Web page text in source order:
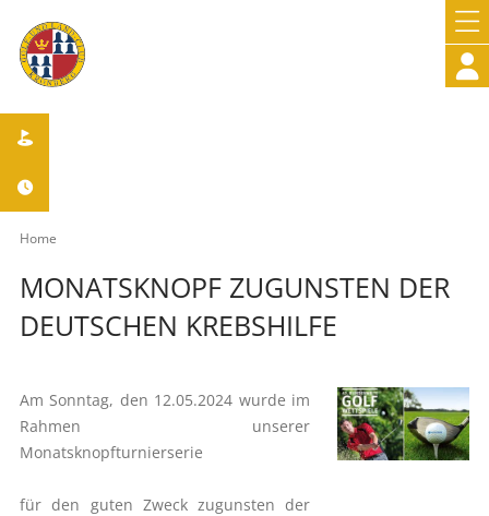



Home
MONATSKNOPF ZUGUNSTEN DER
DEUTSCHEN KREBSHILFE
Am Sonntag, den 12.05.2024 wurde im
Rahmen unserer
Monatsknopfturnierserie
für den guten Zweck zugunsten der